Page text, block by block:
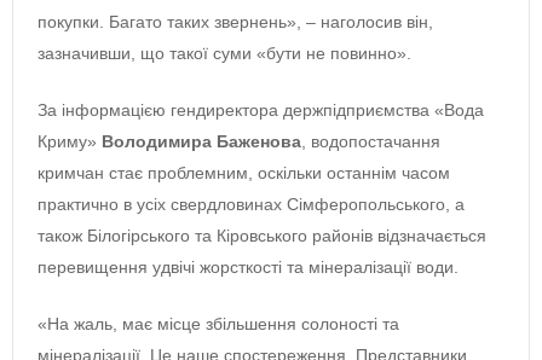
покупки. Багато таких звернень», ‒ наголосив він,
зазначивши, що такої суми «бути не повинно».
За інформацією гендиректора держпідприємства «Вода
Криму» Володимира Баженова , водопостачання
кримчан стає проблемним, оскільки останнім часом
практично в усіх свердловинах Сімферопольського, а
також Білогірського та Кіровського районів відзначається
перевищення удвічі жорсткості та мінералізації води.
«На жаль, має місце збільшення солоності та
мінералізації. Це наше спостереження. Представники